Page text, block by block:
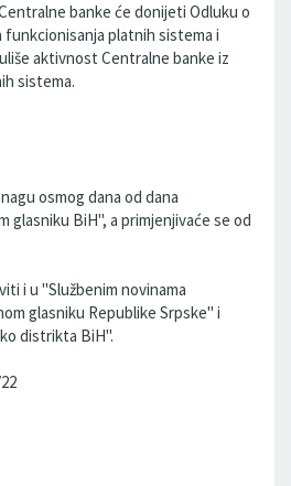
banke će donijeti Odluku o
platnih sistema i
aktivnost Centralne banke iz
sistema.
osmog dana od dana
glasniku BiH", a primjenjivaće se od
i u "Službenim novinama
glasniku Republike Srpske" i
distrikta BiH".